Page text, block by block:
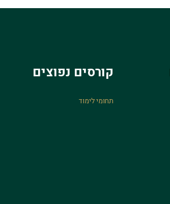
קורסים נפוצים
תחומי לימוד